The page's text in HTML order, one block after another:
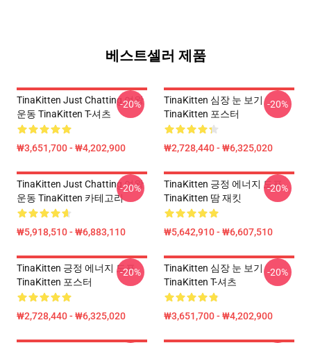
베스트셀러 제품
TinaKitten Just Chatting 여왕
운동 TinaKitten T-셔츠
₩3,651,700 - ₩4,202,900
-20%
TinaKitten 심장 눈 보기
TinaKitten 포스터
₩2,728,440 - ₩6,325,020
-20%
TinaKitten Just Chatting 여왕
운동 TinaKitten 카테고리
₩5,918,510 - ₩6,883,110
-20%
TinaKitten 긍정 에너지 도표
TinaKitten 땀 재킷
₩5,642,910 - ₩6,607,510
-20%
TinaKitten 긍정 에너지 도표
TinaKitten 포스터
₩2,728,440 - ₩6,325,020
-20%
TinaKitten 심장 눈 보기
TinaKitten T-셔츠
₩3,651,700 - ₩4,202,900
-20%